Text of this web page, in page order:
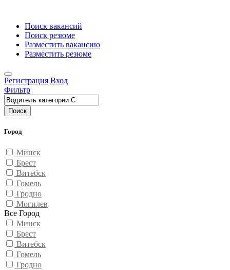
Поиск вакансий
Поиск резюме
Разместить вакансию
Разместить резюме
Регистрация Вход
Фильтр
Поиск
Город
Минск
Брест
Витебск
Гомель
Гродно
Могилев
Все Город
Минск
Брест
Витебск
Гомель
Гродно